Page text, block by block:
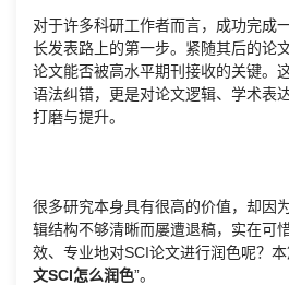
对于许多科研工作者而言，成功完成
长发表路上的第一步。紧随其后的论
论文能否被高水平期刊接收的关键。
语法纠错，更是对论文逻辑、学术表
打磨与提升。
很多研究本身具有很高的价值，却因
辑结构不够清晰而屡遭退稿，实在可
效、专业地对SCI论文进行润色呢？
文SCI怎么润色”。